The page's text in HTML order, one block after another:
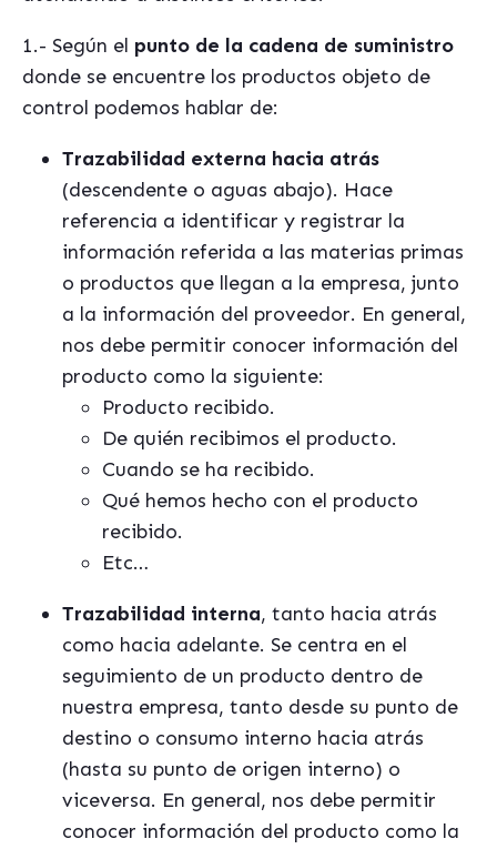
1.- Según el punto de la cadena de suministro
donde se encuentre los productos objeto de
control podemos hablar de:
Trazabilidad externa hacia atrás
(descendente o aguas abajo). Hace
referencia a identificar y registrar la
información referida a las materias primas
o productos que llegan a la empresa, junto
a la información del proveedor. En general,
nos debe permitir conocer información del
producto como la siguiente:
Producto recibido.
De quién recibimos el producto.
Cuando se ha recibido.
Qué hemos hecho con el producto
recibido.
Etc…
Trazabilidad interna, tanto hacia atrás
como hacia adelante. Se centra en el
seguimiento de un producto dentro de
nuestra empresa, tanto desde su punto de
destino o consumo interno hacia atrás
(hasta su punto de origen interno) o
viceversa. En general, nos debe permitir
conocer información del producto como la